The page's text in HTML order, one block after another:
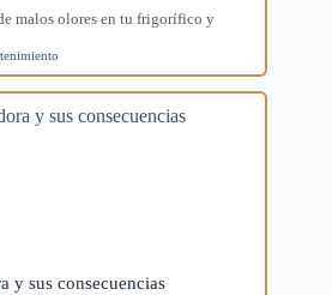
malos olores en tu frigorífico y
y sus consecuencias